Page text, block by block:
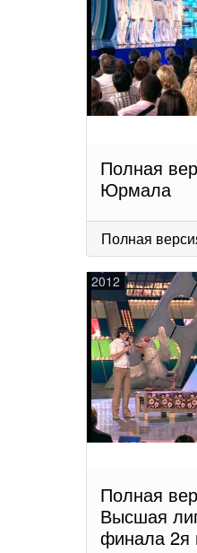
Полная
Юрмала
Полная
2012
Полная
Высшая
финала 2я